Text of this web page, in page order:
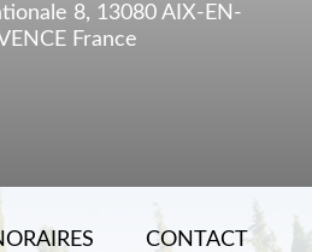
8, 13080 AIX-EN-
France
CONTACT